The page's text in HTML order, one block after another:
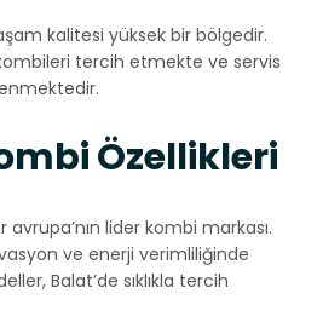
kalitesi yüksek bir bölgedir.
tercih etmekte ve servis
Özellikleri
lider kombi markası.
ve enerji verimliliğinde
Balat’de sıklıkla tercih